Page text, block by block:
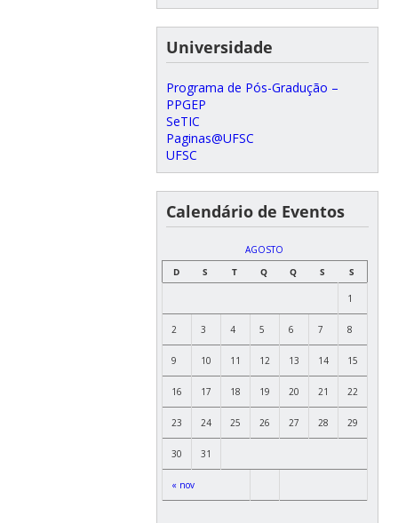
Universidade
Programa de Pós-Gradução –
PPGEP
SeTIC
Paginas@UFSC
UFSC
Calendário de Eventos
AGOSTO
D
S T Q Q S S
« nov
1
2 3 4 5 6 7 8
9 10 11 12 13 14 15
16 17 18 19 20 21 22
23 24 25 26 27 28 29
30 31